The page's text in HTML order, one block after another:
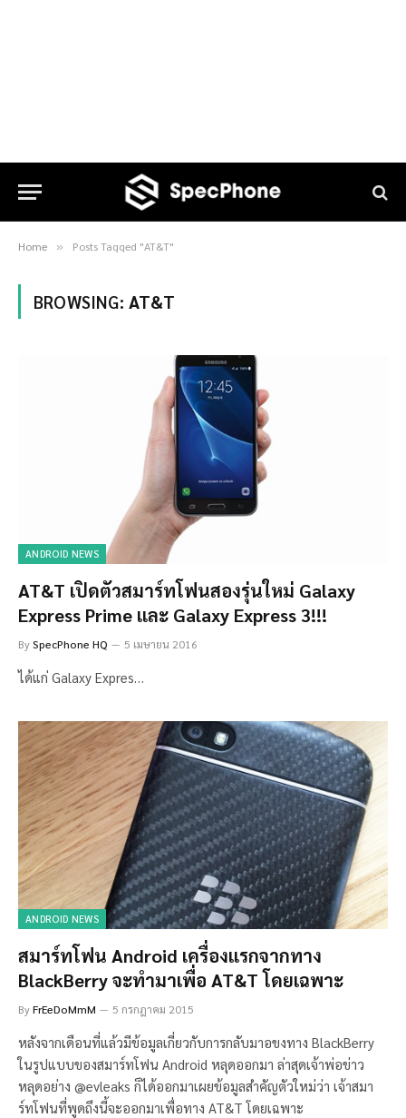
Home » Posts Tagged "AT&T"
BROWSING: AT&T
ANDROID NEWS
AT&T เปิดตัวสมาร์ทโฟนสองรุ่นใหม่ Galaxy
Express Prime และ Galaxy Express 3!!!
BySpecPhone HQ 5 เมษายน 2016
ได้แก่ Galaxy Expres…
ANDROID NEWS
สมาร์ทโฟน Android เครื่องแรกจากทาง
BlackBerry จะทำมาเพื่อ AT&T โดยเฉพาะ
ByFrEeDoMmM 5 กรกฎาคม 2015
หลังจากเดือนที่แล้วมีข้อมูลเกี่ยวกับการกลับมาอขงทาง BlackBerry
ในรูปแบบของสมาร์ทโฟน Android หลุดออกมา ล่าสุดเจ้าพ่อข่าว
หลุดอย่าง @evleaks ก็ได้ออกมาเผยข้อมูลสำคัญตัวใหม่ว่า เจ้าสมา
ร์ทโฟนที่พูดถึงนี้จะออกมาเพื่อทาง AT&T โดยเฉพาะ